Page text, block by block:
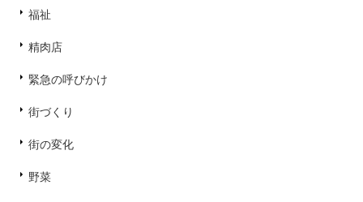
福祉
精肉店
緊急の呼びかけ
街づくり
街の変化
野菜